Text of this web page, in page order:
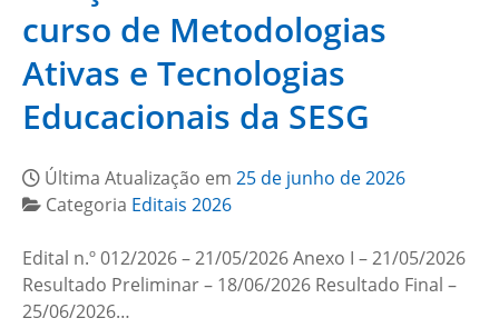
curso de Metodologias
Ativas e Tecnologias
Educacionais da SESG
Última Atualização em 25 de junho de 2026
Categoria Editais 2026
Edital n.º 012/2026 – 21/05/2026 Anexo I – 21/05/2026
Resultado Preliminar – 18/06/2026 Resultado Final –
25/06/2026…